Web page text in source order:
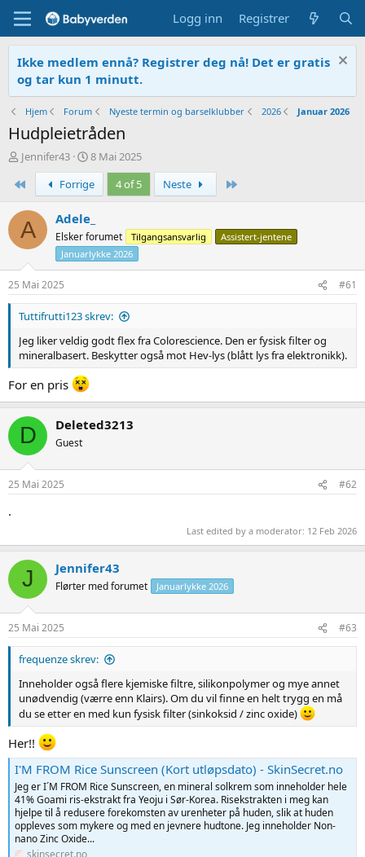
Logg inn Registrer
Ikke medlem ennå? Registrer deg nå! Det er gratis
og tar kun 1 minutt.
Hjem Forum Nyeste termin og barselklubber 2026 Januar 2026
Hudpleietråden
T
å
s
t
t
e
r
Jennifer43
O
p
p
r
t
t
e
t
8 Mai 2025
Forrige 4 of 5 Neste
A Adele_
Elsker forumet Tilgangsansvarlig
Assistert-jentene
Januarlykke 2026
25 Mai 2025 #61
Tuttifrutti123 skrev:
Jeg liker veldig godt flex fra Colorescience. Den er fysisk filter og
mineralbasert. Beskytter også mot Hev-lys (blått lys fra elektronikk).
For en pris
D Deleted3213
Guest
25 Mai 2025 #62
.
Last edited by a moderator: 12 Feb 2026
J Jennifer43
Flørter med forumet Januarlykke 2026
25 Mai 2025 #63
frequenze skrev:
Inneholder også flere kjemiske filtre, silikonpolymer og mye annet
unødvendig (værre enn Klairs). Om du vil finne en helt trygg en må
du se etter en med kun fysisk filter (sinkoksid / zinc oxide)
Her!!
I'M FROM Rice Sunscreen (Kort utløpsdato) - SkinSecret.no
Jeg er I´M FROM Rice Sunscreen, en mineral solkrem som inneholder hele
41% Goami ris-ekstrakt fra Yeoju i Sør-Korea. Risekstrakten i meg kan
hjelpe til å redusere forekomsten av urenheter på huden, slik at huden
oppleves som mykere og med en jevnere hudtone. Jeg inneholder Non-
nano Zinc Oxide...